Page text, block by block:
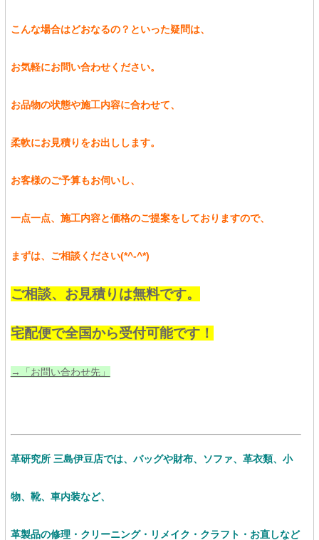
こんな場合はどおなるの？といった疑問は、
お気軽にお問い合わせください。
お品物の状態や施工内容に合わせて、
柔軟にお見積りをお出しします。
お客様のご予算もお伺いし、
一点一点、施工内容と価格のご提案をしておりますので、
まずは、ご相談ください(*^-^*)
ご相談、お見積りは無料です。
宅配便で全国から受付可能です！
→「お問い合わせ先」
革研究所 三島伊豆店では、バッグや財布、ソファ、革衣類、小
物、靴、車内装など、
革製品の修理・クリーニング・リメイク・クラフト・お直しなど